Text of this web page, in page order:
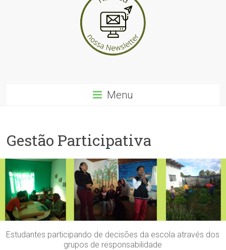
Menu
Gestão Participativa
Estudantes participando de decisões da escola através dos
grupos de responsabilidade